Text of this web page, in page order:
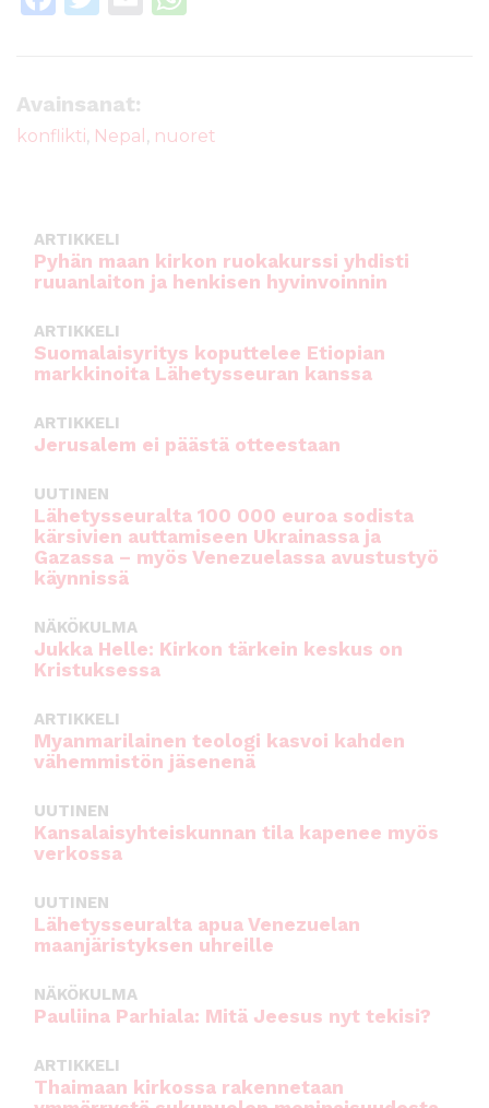
e
b
k
te
r
A
Avainsanat:
konflikti, Nepal , nuoret
ARTIKKELI
Pyhän maan kirkon ruokakurssi yhdisti
ruuanlaiton ja henkisen hyvinvoinnin
ARTIKKELI
Suomalaisyritys koputtelee Etiopian
markkinoita Lähetysseuran kanssa
ARTIKKELI
Jerusalem ei päästä otteestaan
UUTINEN
Lähetysseuralta 100 000 euroa sodista
kärsivien auttamiseen Ukrainassa ja
Gazassa – myös Venezuelassa avustustyö
käynnissä
NÄKÖKULMA
Jukka Helle: Kirkon tärkein keskus on
Kristuksessa
ARTIKKELI
Myanmarilainen teologi kasvoi kahden
vähemmistön jäsenenä
UUTINEN
Kansalaisyhteiskunnan tila kapenee myös
verkossa
UUTINEN
Lähetysseuralta apua Venezuelan
maanjäristyksen uhreille
NÄKÖKULMA
Pauliina Parhiala: Mitä Jeesus nyt tekisi?
ARTIKKELI
Thaimaan kirkossa rakennetaan